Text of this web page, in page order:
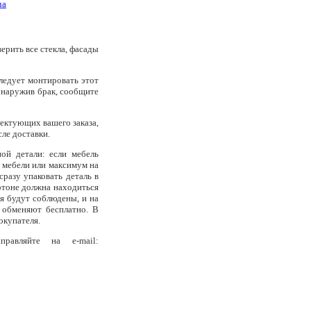
все стекла, фасады
монтировать этот
брак, сообщите
вашего заказа,
доставки.
детали: если мебель
мебели или максимум на
упаковать деталь в
должна находиться
будут соблюдены, и на
бесплатно. В
на e-mail: